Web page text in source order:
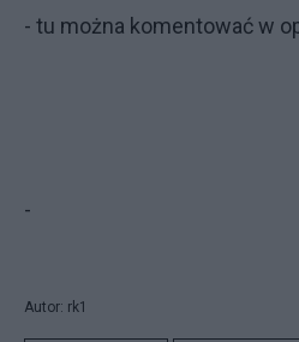
- tu można komentować w
-
Autor: rk1